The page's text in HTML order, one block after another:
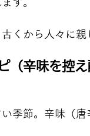
す。
くから人々に親
（辛味を控
季節。辛味（